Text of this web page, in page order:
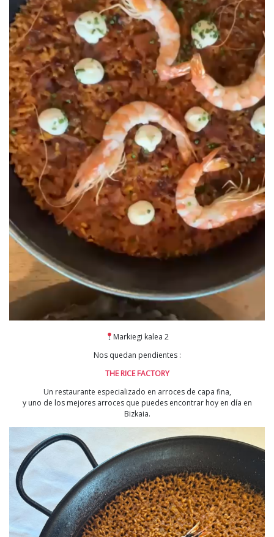
Markiegi kalea 2
Nos quedan pendientes :
THE RICE FACTORY
Un restaurante especializado en arroces de capa fina,
y uno de los mejores arroces que puedes encontrar hoy en día en
Bizkaia.